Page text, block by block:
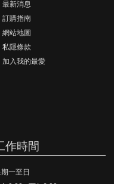
最新消息
訂購指南
網站地圖
私隱條款
加入我的最愛
作時間
一至日